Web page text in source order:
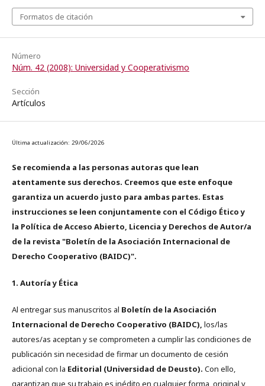
Formatos de citación
Número
Núm. 42 (2008): Universidad y Cooperativismo
Sección
Artículos
Última actualización: 29/06/2026
Se recomienda a las personas autoras que lean
atentamente sus derechos. Creemos que este enfoque
garantiza un acuerdo justo para ambas partes. Estas
instrucciones se leen conjuntamente con el Código Ético y
la Política de Acceso Abierto, Licencia y Derechos de Autor/a
de la revista "Boletín de la Asociación Internacional de
Derecho Cooperativo (BAIDC)".
1. Autoría y Ética
Al entregar sus manuscritos al Boletín de la Asociación
Internacional de Derecho Cooperativo (BAIDC), los/las
autores/as aceptan y se comprometen a cumplir las condiciones de
publicación sin necesidad de firmar un documento de cesión
adicional con la Editorial (Universidad de Deusto). Con ello,
garantizan que su trabajo es inédito en cualquier forma, original y